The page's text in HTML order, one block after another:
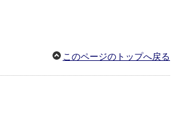
このページのトップへ戻る